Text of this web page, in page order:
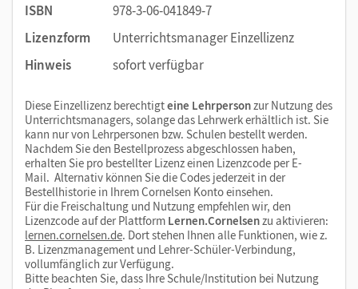
ISBN
978-3-06-041849-7
Lizenzform
Unterrichtsmanager Einzellizenz
Hinweis
sofort verfügbar
Diese Einzellizenz berechtigteine Lehrpersonzur Nutzung des
Unterrichtsmanagers, solange das Lehrwerk erhältlich ist. Sie
kann nur von Lehrpersonen bzw. Schulen bestellt werden.
Nachdem Sie den Bestellprozess abgeschlossen haben,
erhalten Sie pro bestellter Lizenz einen Lizenzcode per E-
Mail. Alternativ können Sie die Codes jederzeit in der
Bestellhistorie in Ihrem Cornelsen Konto einsehen.
Für die Freischaltung und Nutzung empfehlen wir, den
Lizenzcode auf der Plattform Lernen.Cornelsenzu aktivieren:
lernen.cornelsen.de. Dort stehen Ihnen alle Funktionen, wie z.
B. Lizenzmanagement und Lehrer-Schüler-Verbindung,
vollumfänglich zur Verfügung.
Bitte beachten Sie, dass Ihre Schule/Institution bei Nutzung